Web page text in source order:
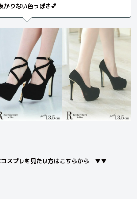
かりない色っぽさ💕
スプレを見たい方はこちらから ▼▼